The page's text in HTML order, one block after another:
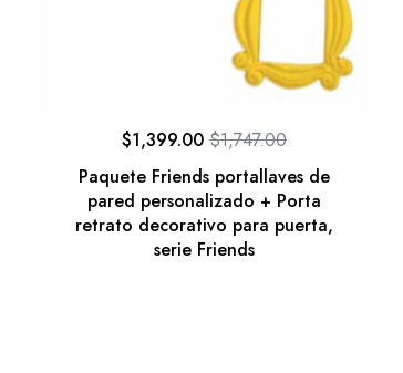
Paquete Friends portallaves de
pared personalizado + Porta
retrato decorativo para puerta,
serie Friends
$1,747.00
$1,399.00